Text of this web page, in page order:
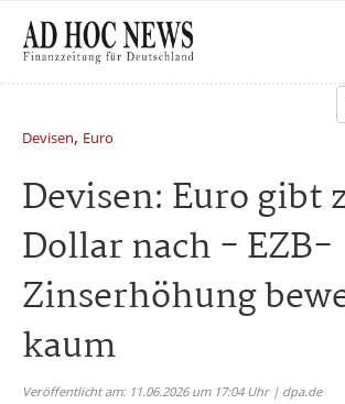
Devisen, Euro
Devisen: Euro gibt
Dollar nach - EZB-
Zinserhöhung
kaum
Veröffentlicht am: 11.06.2026 um 17:04 Uhr | dpa.de